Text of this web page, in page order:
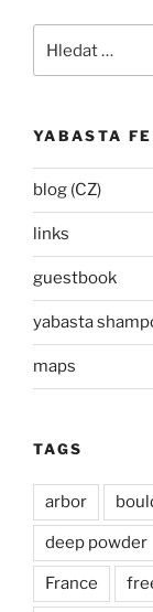
YABASTA
blog (CZ)
links
guestbook
yabasta
maps
TAGS
arbor
deep powder
France